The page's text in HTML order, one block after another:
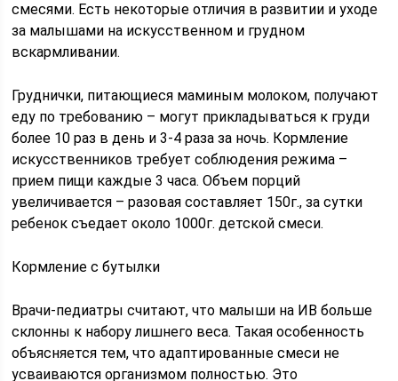
смесями. Есть некоторые отличия в развитии и уходе
за малышами на искусственном и грудном
вскармливании.
Груднички, питающиеся маминым молоком, получают
еду по требованию – могут прикладываться к груди
более 10 раз в день и 3-4 раза за ночь. Кормление
искусственников требует соблюдения режима –
прием пищи каждые 3 часа. Объем порций
увеличивается – разовая составляет 150г., за сутки
ребенок съедает около 1000г. детской смеси.
Кормление с бутылки
Врачи-педиатры считают, что малыши на ИВ больше
склонны к набору лишнего веса. Такая особенность
объясняется тем, что адаптированные смеси не
усваиваются организмом полностью. Это